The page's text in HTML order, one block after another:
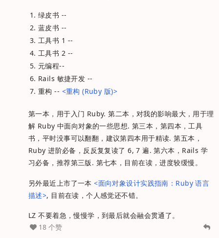
绿皮书 --
蓝皮书 --
工具书 1 --
工具书 2 --
元编程--
Rails 敏捷开发 --
重构 -- <重构 (Ruby 版)>
第一本，用于入门 Ruby. 第二本，对我的影响最大，用于理
解 Ruby 中面向对象的一些思想. 第三本，第四本，工具
书，平时没事可以翻翻，建议第四本用于精读. 第五本，
Ruby 进阶必备，反反复复读了 6, 7 遍. 第六本，Rails 学
习必备，推荐第三版. 第七本，目前在读，进度较缓慢。
另外最近上市了一本<面向对象设计实践指南：Ruby 语言
描述>, 目前在读，个人感觉还不错。
LZ 不要着急，慢慢学，到最后就会融会贯通了。
18 个赞